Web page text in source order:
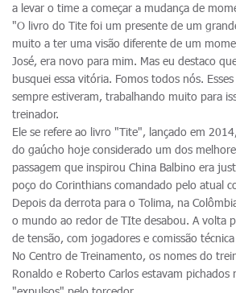
a levar o time a começar a mudança de
"O livro do Tite foi um presente de um
muito a ter uma visão diferente de um
José, era novo para mim. Mas eu destaco
busquei essa vitória. Fomos todos nós.
sempre estiveram, trabalhando muito para
treinador.
Ele se refere ao livro "Tite", lançado em
do gaúcho hoje considerado um dos
passagem que inspirou China Balbino era
poço do Corinthians comandado pelo atual
Depois da derrota para o Tolima, na
o mundo ao redor de TIte desabou. A volta
de tensão, com jogadores e comissão
No Centro de Treinamento, os nomes do
Ronaldo e Roberto Carlos estavam pichados